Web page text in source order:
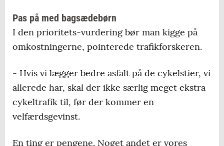
Pas på med bagsædebørn
I den prioritets-vurdering bør man kigge på
omkostningerne, pointerede trafikforskeren.
- Hvis vi lægger bedre asfalt på de cykelstier, vi
allerede har, skal der ikke særlig meget ekstra
cykeltrafik til, før der kommer en
velfærdsgevinst.
En ting er pengene. Noget andet er vores